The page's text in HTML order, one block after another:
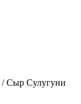
/Сыр Сулугуни